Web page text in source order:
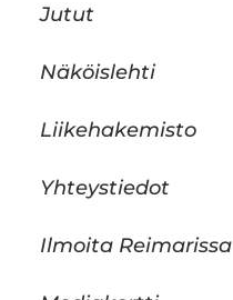
Jutut
Näköislehti
Liikehakemisto
Yhteystiedot
Ilmoita Reimarissa